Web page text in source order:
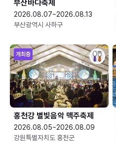
부산바다축제
2026.08.07~2026.08.13
부산광역시 사하구
개최중
홍천강 별빛음악 맥주축제
2026.08.05~2026.08.09
강원특별자치도 홍천군